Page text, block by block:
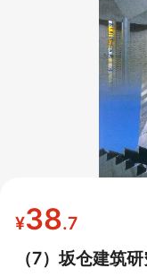
¥38.7
（7）坂仓建筑